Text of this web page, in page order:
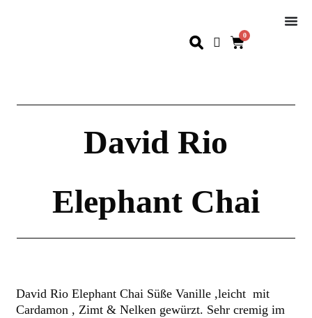
0
David Rio
Elephant Chai
David Rio Elephant Chai Süße Vanille ,leicht mit
Cardamon , Zimt & Nelken gewürzt. Sehr cremig im